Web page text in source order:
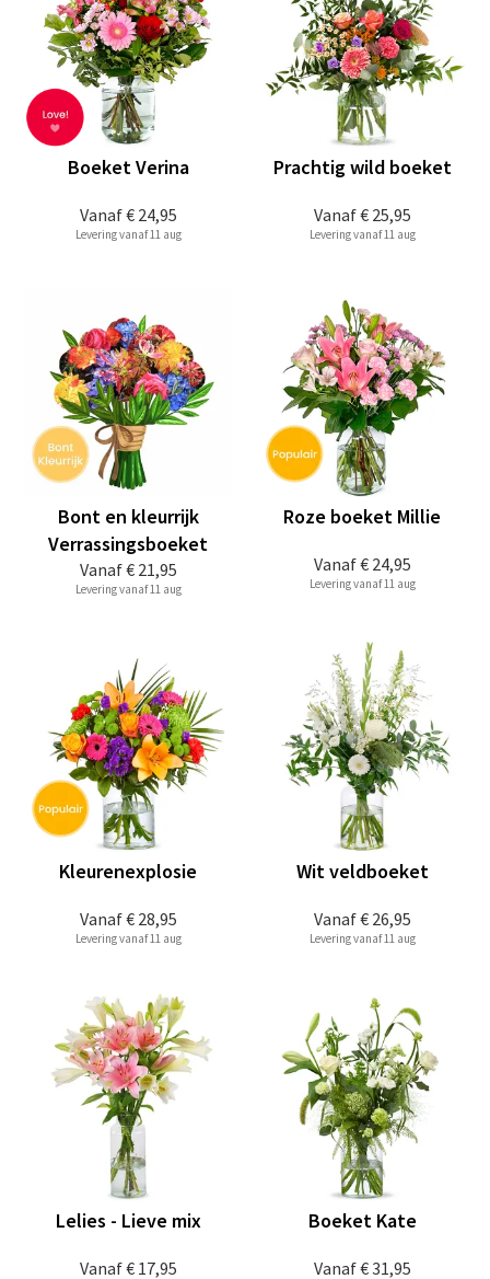
Vanaf€ 24,95
Boeket Verina
Levering vanaf 11 aug
Vanaf€ 25,95
Prachtig wild boeket
Levering vanaf 11 aug
Vanaf€ 21,95
Bont en kleurrijk
Verrassingsboeket
Levering vanaf 11 aug
Vanaf€ 24,95
Roze boeket Millie
Levering vanaf 11 aug
Vanaf€ 28,95
Kleurenexplosie
Levering vanaf 11 aug
Vanaf€ 26,95
Wit veldboeket
Levering vanaf 11 aug
Vanaf€ 17,95
Lelies - Lieve mix
Vanaf€ 31,95
Boeket Kate